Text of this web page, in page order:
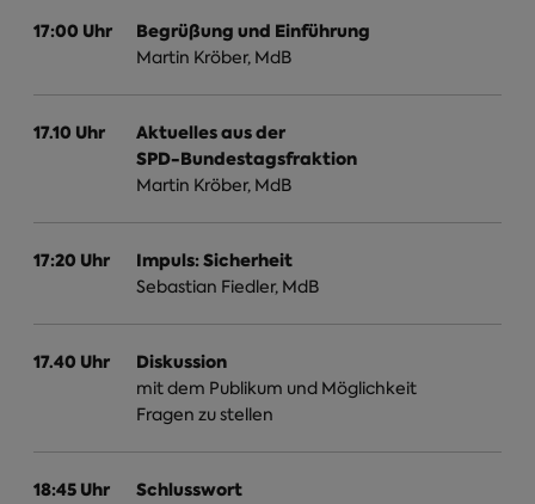
17:00 Uhr Begrüßung und Einführung
Martin Kröber, MdB
17.10 Uhr
Aktuelles aus der
SPD-Bundestagsfraktion
Martin Kröber, MdB
17:20 Uhr Impuls: Sicherheit
Sebastian Fiedler, MdB
17.40 Uhr Diskussion
mit dem Publikum und Möglichkeit
Fragen zu stellen
18:45 Uhr Schlusswort